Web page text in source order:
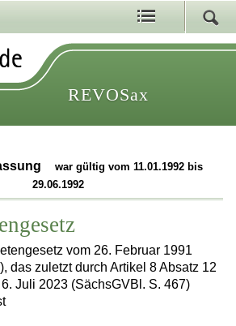
REVOSax
war gültig vom 11.01.1992 bis
29.06.1992
vom 26. Februar 1991
das zuletzt durch Artikel 8 Absatz 12
Juli 2023 (SächsGVBl. S. 467)